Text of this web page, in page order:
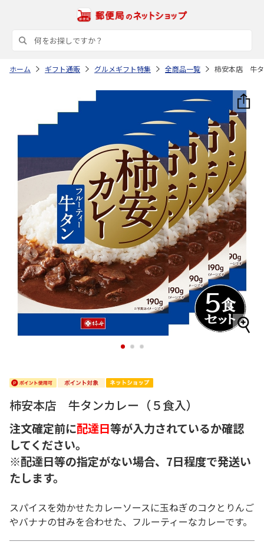
ホーム ギフト通販 グルメギフト特集 全商品一覧 柿安本店 牛タ
1 2 3
柿安本店 牛タンカレー（５食入）
注文確定前に配達日等が入力されているか確認
してください。
※配達日等の指定がない場合、7日程度で発送い
たします。
スパイスを効かせたカレーソースに玉ねぎのコクとりんご
やバナナの甘みを合わせた、フルーティーなカレーです。